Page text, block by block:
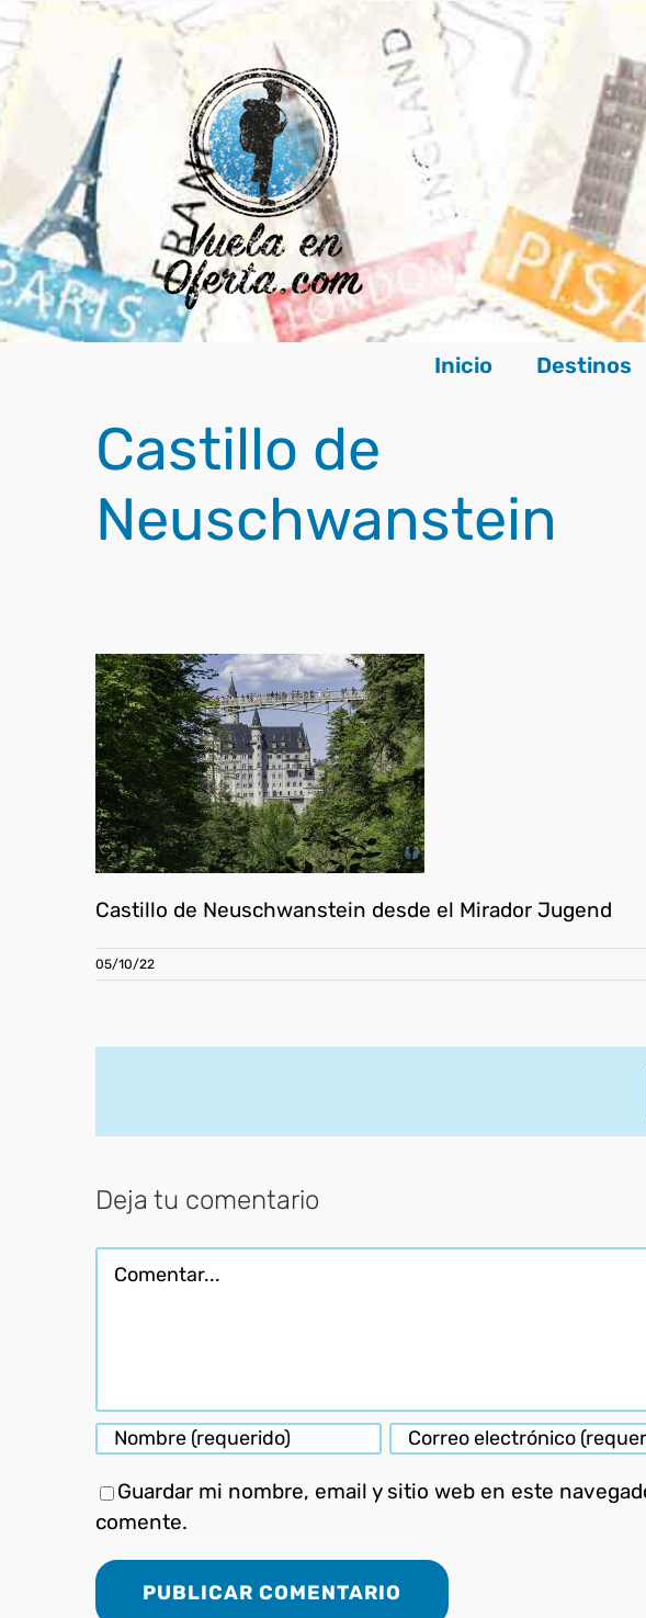
Saltar
al
contenido
Inicio Destinos
Castillo de
Neuschwanstein
Castillo de Neuschwanstein desde el Mirador Jugend
05/10/22
Deja tu comentario
Comentar
Guardar mi nombre, email y sitio web en este
comente.